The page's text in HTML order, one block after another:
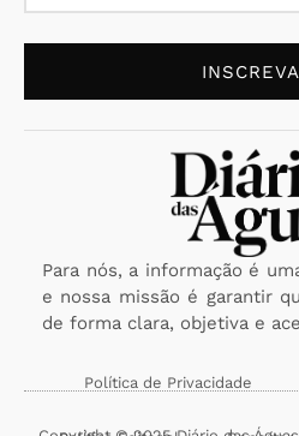
Para nós, a informação é
e nossa missão é garantir
de forma clara, objetiva e
Política de Privacidade